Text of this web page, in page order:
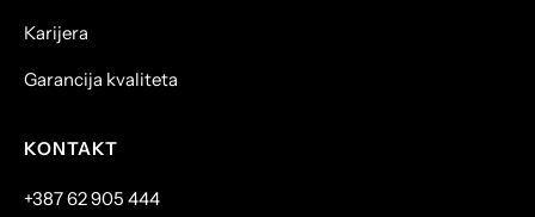
Karijera
Garancija kvaliteta
KONTAKT
+387 62 905 444